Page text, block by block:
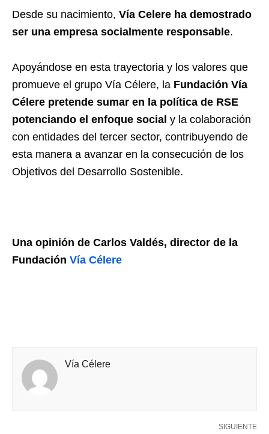
Desde su nacimiento, Vía Celere ha demostrado
ser una empresa socialmente responsable.
Apoyándose en esta trayectoria y los valores que
promueve el grupo Vía Célere, la Fundación Vía
Célere pretende sumar en la política de RSE
potenciando el enfoque social y la colaboración
con entidades del tercer sector, contribuyendo de
esta manera a avanzar en la consecución de los
Objetivos del Desarrollo Sostenible.
Una opinión de Carlos Valdés, director de la
Fundación Vía Célere
Vía Célere
SIGUIENTE